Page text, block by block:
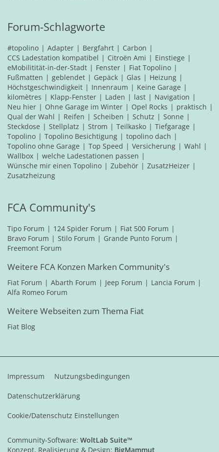
Forum-Schlagworte
#topolino Adapter Bergfahrt
Carbon
CCS Ladestation kompatibel
Citroën Ami
Einstiege
eMobilitität-in-der-Stadt
Fenster
Fiat Topolino
Fußmatten
geblendet Gepäck Glas
Heizung
Höchstgeschwindigkeit
Innenraum
Keine Garage
kilomètres
Klapp-Fenster Laden last
Navigation
Neu hier
Ohne Garage im Winter Opel Rocks
praktisch
Qual der Wahl
Reifen Scheiben Schutz
Sonne
Steckdose
Stellplatz Strom Teilkasko
Tiefgarage
Topolino
Topolino Besichtigung
topolino dach
Topolino ohne Garage
Top Speed Versicherung
Wahl
Wallbox
welche Ladestationen passen
Wünsche mir einen Topolino
Zubehör
ZusatzHeizer
Zusatzheizung
FCA Community's
Tipo Forum 124 Spider Forum
Fiat 500 Forum
Bravo Forum
Stilo Forum
Grande Punto Forum
Freemont Forum
Weitere FCA Konzen Marken Community's
Fiat Forum Abarth Forum Jeep Forum
Lancia Forum
Alfa Romeo Forum
Weitere Webseiten zum Thema Fiat
Fiat Blog
Impressum Nutzungsbedingungen
Datenschutzerklärung
Cookie/Datenschutz Einstellungen
Community-Software: WoltLab Suite™
Konzept, Realisierung & Design: BigMammut